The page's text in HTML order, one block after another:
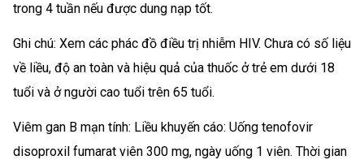
trong 4 tuần nếu được dung nạp tốt.
Ghi chú: Xem các phác đồ điều trị nhiễm HIV. Chưa có số liệu
về liều, độ an toàn và hiệu quả của thuốc ở trẻ em dưới 18
tuổi và ở người cao tuổi trên 65 tuổi.
Viêm gan B mạn tính: Liều khuyến cáo: Uống tenofovir
disoproxil fumarat viên 300 mg, ngày uống 1 viên. Thời gian